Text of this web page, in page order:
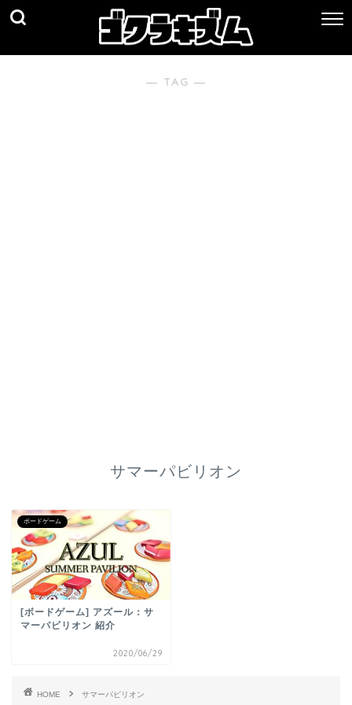
― TAG ―
サマーパビリオン
ボードゲーム
[ボードゲーム] アズール：サ
マーパビリオン 紹介
2020/06/29
HOME サマーパビリオン